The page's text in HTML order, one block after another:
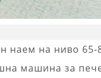
наем на ниво 65-
машина за